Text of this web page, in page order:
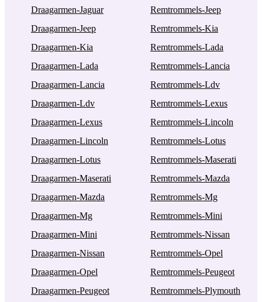
Draagarmen-Jaguar
Draagarmen-Jeep
Draagarmen-Kia
Draagarmen-Lada
Draagarmen-Lancia
Draagarmen-Ldv
Draagarmen-Lexus
Draagarmen-Lincoln
Draagarmen-Lotus
Draagarmen-Maserati
Draagarmen-Mazda
Draagarmen-Mg
Draagarmen-Mini
Draagarmen-Nissan
Draagarmen-Opel
Draagarmen-Peugeot
Remtrommels-Jeep
Remtrommels-Kia
Remtrommels-Lada
Remtrommels-Lancia
Remtrommels-Ldv
Remtrommels-Lexus
Remtrommels-Lincoln
Remtrommels-Lotus
Remtrommels-Maserati
Remtrommels-Mazda
Remtrommels-Mg
Remtrommels-Mini
Remtrommels-Nissan
Remtrommels-Opel
Remtrommels-Peugeot
Remtrommels-Plymouth